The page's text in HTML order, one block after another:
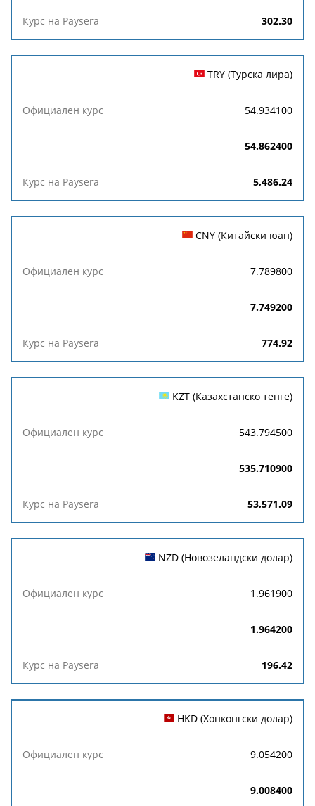
302.30
TRY (Турска лира)
54.934100
54.862400
5,486.24
CNY (Китайски юан)
7.789800
7.749200
774.92
KZT (Казахстанско тенге)
543.794500
535.710900
53,571.09
NZD (Новозеландски долар)
1.961900
1.964200
196.42
HKD (Хонконгски долар)
9.054200
9.008400